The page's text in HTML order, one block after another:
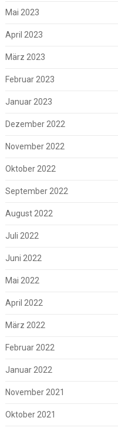
Mai 2023
April 2023
März 2023
Februar 2023
Januar 2023
Dezember 2022
November 2022
Oktober 2022
September 2022
August 2022
Juli 2022
Juni 2022
Mai 2022
April 2022
März 2022
Februar 2022
Januar 2022
November 2021
Oktober 2021